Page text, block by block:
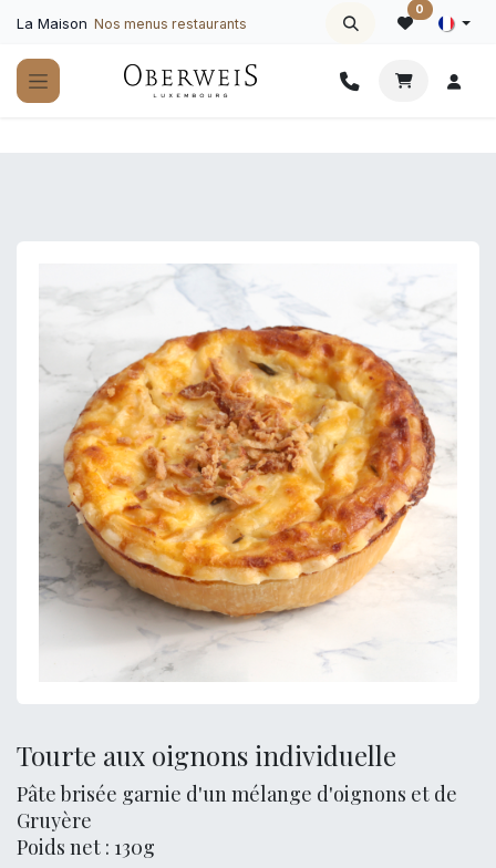
La Maison Nos menus restaurants
0
Tourte aux oignons individuelle
Pâte brisée garnie d'un mélange d'oignons et de
Gruyère
Poids net : 130g